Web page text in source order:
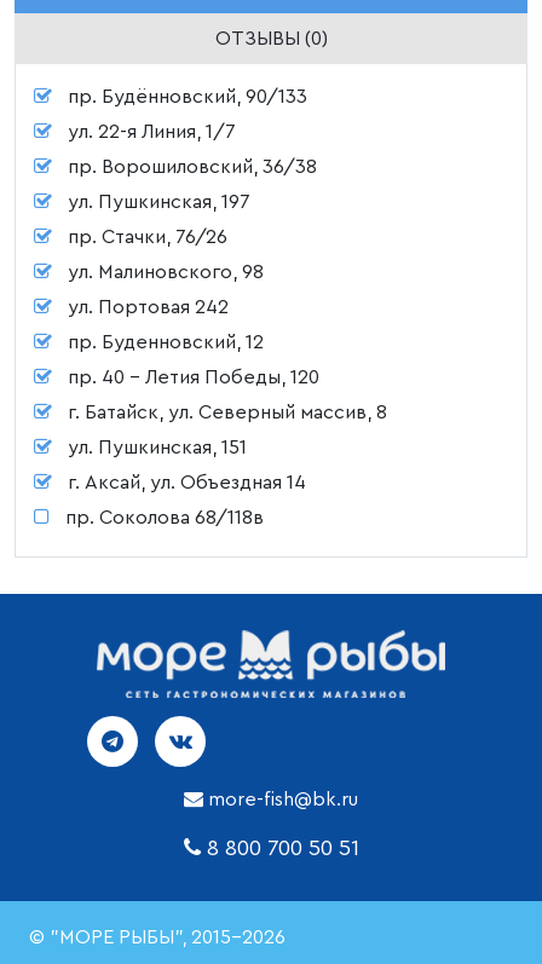
ОТЗЫВЫ (0)
пр. Будённовский, 90/133
ул. 22-я Линия, 1/7
пр. Ворошиловский, 36/38
ул. Пушкинская, 197
пр. Стачки, 76/26
ул. Малиновского, 98
ул. Портовая 242
пр. Буденновский, 12
пр. 40 - Летия Победы, 120
г. Батайск, ул. Северный массив, 8
ул. Пушкинская, 151
г. Аксай, ул. Объездная 14
пр. Соколова 68/118в
more-fish@bk.ru
8 800 700 50 51
© "МОРЕ РЫБЫ", 2015-2026